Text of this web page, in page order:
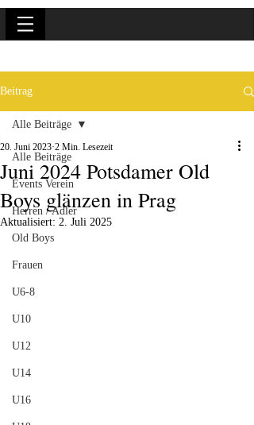
Beitrag
Alle Beiträge
Events Verein
Herren / Adler
Old Boys
Frauen
U6-8
U10
U12
U14
U16
Alle Beiträge
Juni 2024 Potsdamer Old
Boys glänzen in Prag
20. Juni 2023 2 Min. Lesezeit
Aktualisiert: 2. Juli 2025